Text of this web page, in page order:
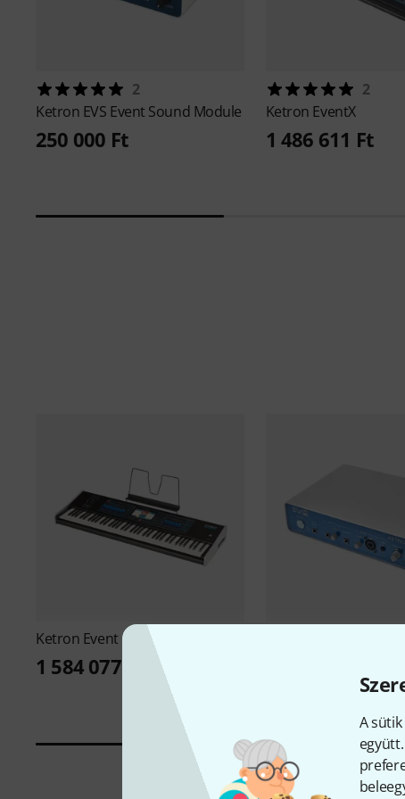
A
2
Ketron EVS Event Sound Module
250 000 Ft
2
Ketron EventX
1 486 611 Ft
Ketron Event B-Stock
1 584 077 Ft
1 017 031 Ft